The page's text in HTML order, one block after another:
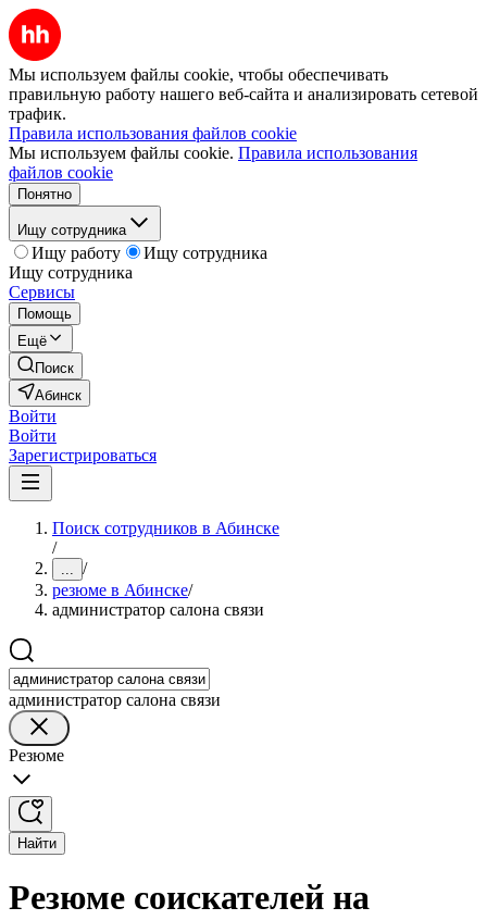
Мы используем файлы cookie, чтобы обеспечивать
правильную работу нашего веб-сайта и анализировать сетевой
трафик.
Правила использования файлов cookie
Мы используем файлы cookie. Правила использования
файлов cookie
Понятно
Ищу сотрудника
Ищу работу
Ищу сотрудника
Ищу сотрудника
Сервисы
Помощь
Ещё
Поиск
Абинск
Войти
Войти
Зарегистрироваться
Поиск сотрудников в Абинске
/
... /
резюме в Абинске/
администратор салона связи
администратор салона связи
Резюме
Найти
Резюме соискателей на